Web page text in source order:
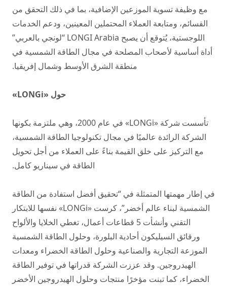
مع وظيفة تسوية الموزعين الإضافية، بما في ذلك التحقق من
القسائم، ومتابعة العملاء المحتملين المعينين، ودعم الخدمات
اللوجستية، يُتوقع أن يصبح LONGI Arabia “لونجي بالعربي”
أداة أساسية لأصحاب المصلحة في مجال الطاقة الشمسية في
منطقة الشرق الأوسط وشمال إفريقيا.
حول «LONGi»
تأسست شركة «LONGi» في عام 2000، وهي ملتزمة بكونها
الشركة الرائدة عالميًا في مجال تكنولوجيا الطاقة الشمسية،
مع التركيز على خلق القيمة بناءً على العملاء من أجل تحويل
الطاقة في سيناريو كامل.
في إطار مهمتها المتمثلة في “تحقيق أفضل استفادة من الطاقة
الشمسية لبناء عالم أخضر”، كرست «LONGi» نفسها للابتكار
التقني وأنشأت 5 قطاعات أعمال، تغطي الخلايا والألواح
ورقائق السيليكون أحادية البلورة، وحلول الطاقة الشمسية
الموزعة التجارية والصناعية وحلول الطاقة الخضراء ومعدات
الهيدروجين. وقد عززت الشركة قدراتها في توفير الطاقة
الخضراء، كما تبنت مؤخرًا منتجات وحلول الهيدروجين الأخضر